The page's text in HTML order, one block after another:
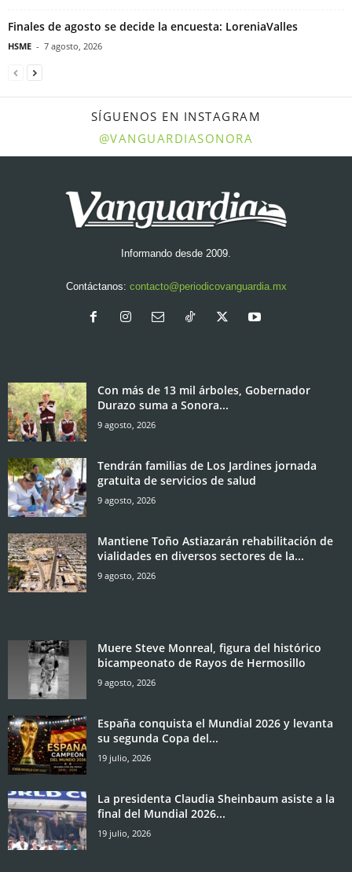
Finales de agosto se decide la encuesta: LoreniaValles
HSME - 7 agosto, 2026
SÍGUENOS EN INSTAGRAM
@VANGUARDIASONORA
Informando desde 2009.
Contáctanos: contacto@periodicovanguardia.mx
Con más de 13 mil árboles, Gobernador
Durazo suma a Sonora...
9 agosto, 2026
Tendrán familias de Los Jardines jornada
gratuita de servicios de salud
9 agosto, 2026
Mantiene Toño Astiazarán rehabilitación de
vialidades en diversos sectores de la...
9 agosto, 2026
Muere Steve Monreal, figura del histórico
bicampeonato de Rayos de Hermosillo
9 agosto, 2026
España conquista el Mundial 2026 y levanta
su segunda Copa del...
19 julio, 2026
La presidenta Claudia Sheinbaum asiste a la
final del Mundial 2026...
19 julio, 2026